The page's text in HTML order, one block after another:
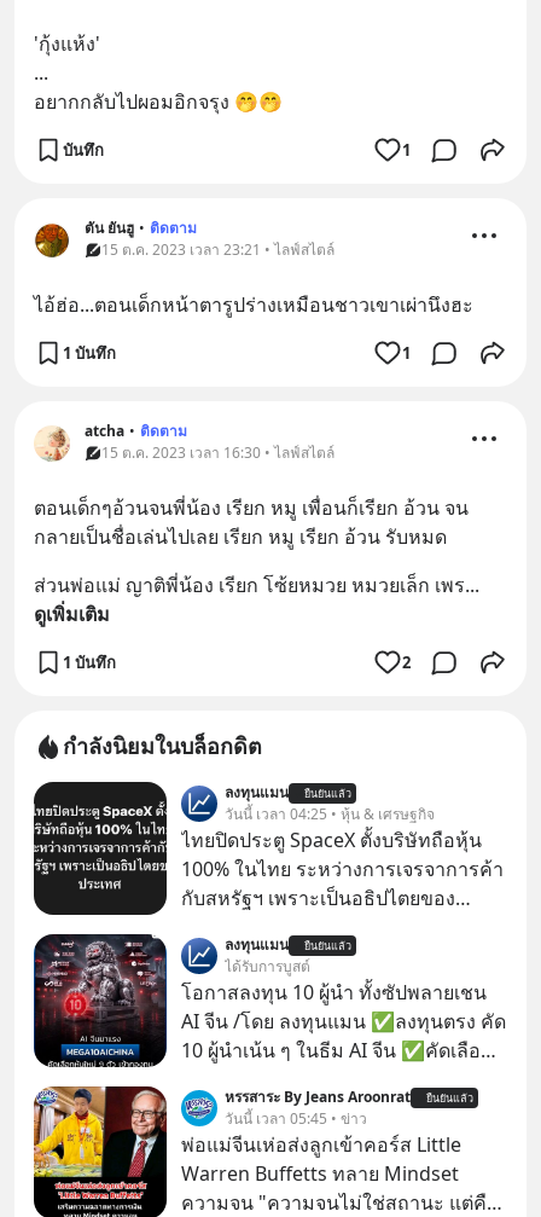
'กุ้งแห้ง'
...
อยากกลับไปผอมอิกจรุง 🤭🤭
บันทึก 1
ตัน ยันฮู • ติดตาม
15 ต.ค. 2023 เวลา 23:21 • ไลฟ์สไตล์
ไอ้ฮ่อ...ตอนเด็กหน้าตารูปร่างเหมือนชาวเขาเผ่านึงฮะ
1 บันทึก 1
atcha • ติดตาม
15 ต.ค. 2023 เวลา 16:30 • ไลฟ์สไตล์
ตอนเด็กๆอ้วนจนพี่น้อง เรียก หมู เพื่อนก็เรียก อ้วน จน
กลายเป็นชื่อเล่นไปเลย เรียก หมู เรียก อ้วน รับหมด
ส่วนพ่อแม่ ญาติพี่น้อง เรียก โซ้ยหมวย หมวยเล็ก เพร...
ดูเพิ่มเติม
1 บันทึก 2
กำลังนิยมในบล็อกดิต
ลงทุนแมน ยืนยันแล้ว
วันนี้ เวลา 04:25 • หุ้น & เศรษฐกิจ
ไทยปิดประตู SpaceX ตั้งบริษัทถือหุ้น
100% ในไทย ระหว่างการเจรจาการค้า
กับสหรัฐฯ เพราะเป็นอธิปไตยของ
ประกาศจุดยืนชัดเจนว่า จะไม่อนุญาต
ให้บริษัทสหรัฐฯ ตั้งบริษัทโทรคมนาคม
ดาวเทียมที่ถือหุ้น 100% โดยชาวต่าง
ชาติ ในระหว่างการเจรจาการค้ากับ
รัฐบาลสหรัฐ โดยให้เหตุผลว่าเป็น
ประเด็นด้านอธิปไตยของประเทศ
ลงทุนแมน ยืนยันแล้ว
ได้รับการบูสต์
โอกาสลงทุน 10 ผู้นำ ทั้งซัปพลายเชน
AI จีน /โดย ลงทุนแมน ✅ลงทุนตรง คัด
10 ผู้นำเน้น ๆ ในธีม AI จีน ✅คัดเลือก
เจ้าของผู้นำ AI จีน ตั้งแต่โรงงานผลิตชิป
หน่วยความจำ โมเดล AI ยันหุ่นยนต์
✅ได้การรับยกเว้นภาษี Capital Gain
ตามกฎหมายภาษีของประเทศไทย
หรรสาระ By Jeans Aroonrat ยืนยันแล้ว
วันนี้ เวลา 05:45 • ข่าว
พ่อแม่จีนเห่อส่งลูกเข้าคอร์ส Little
Warren Buffetts ทลาย Mindset
ความจน "ความจนไม่ใช่สถานะ แต่คือ